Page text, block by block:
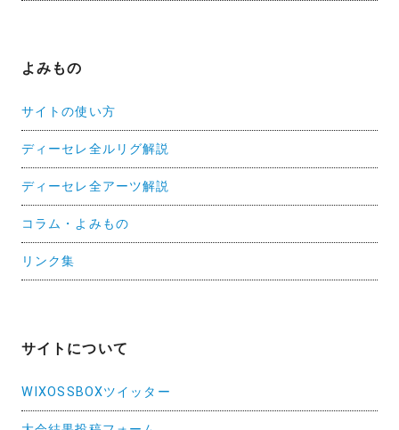
よみもの
サイトの使い方
ディーセレ全ルリグ解説
ディーセレ全アーツ解説
コラム・よみもの
リンク集
サイトについて
WIXOSSBOXツイッター